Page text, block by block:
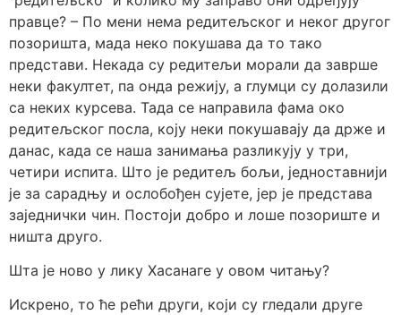
правце? – По мени нема редитељског и неког другог
позоришта, мада неко покушава да то тако
представи. Некада су редитељи морали да заврше
неки факултет, па онда режију, а глумци су долазили
са неких курсева. Тада се направила фама око
редитељског посла, коју неки покушавају да држе и
данас, када се наша занимања разликују у три,
четири испита. Што је редитељ бољи, једноставнији
је за сарадњу и ослобођен сујете, јер је представа
заједнички чин. Постоји добро и лоше позориште и
ништа друго.
Шта је ново у лику Хасанаге у овом читању?
Искрено, то ће рећи други, који су гледали друге